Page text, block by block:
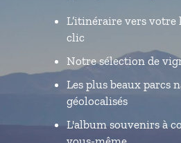
L’itinéraire vers votre
clic
Notre sélection de
Les plus beaux parcs
géolocalisés
L'album souvenirs à